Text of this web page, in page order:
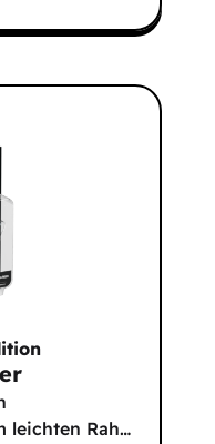
leichten Rah…